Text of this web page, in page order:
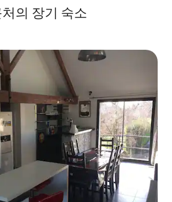
의 장기 숙소